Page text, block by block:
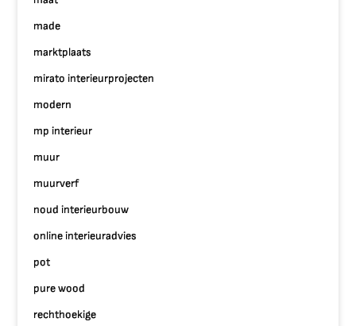
made
marktplaats
mirato interieurprojecten
modern
mp interieur
muur
muurverf
noud interieurbouw
online interieuradvies
pot
pure wood
rechthoekige